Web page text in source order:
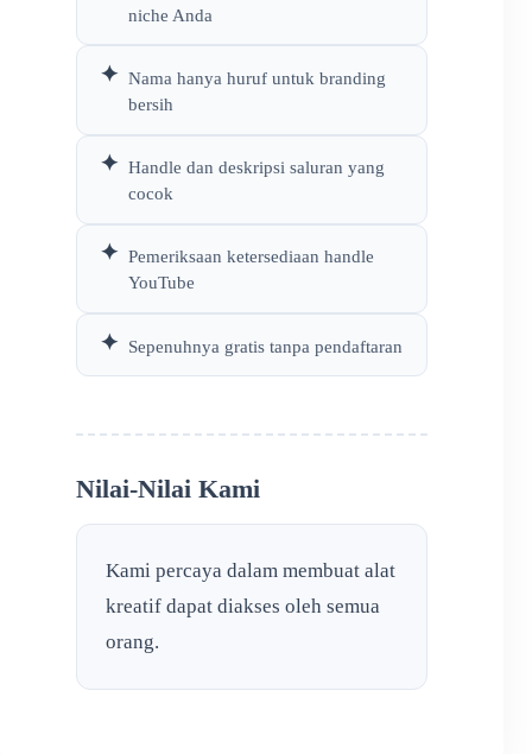
niche Anda
✦ Nama hanya huruf untuk branding
bersih
✦ Handle dan deskripsi saluran yang
cocok
✦ Pemeriksaan ketersediaan handle
YouTube
✦ Sepenuhnya gratis tanpa pendaftaran
Nilai-Nilai Kami
Kami percaya dalam membuat alat
kreatif dapat diakses oleh semua
orang.